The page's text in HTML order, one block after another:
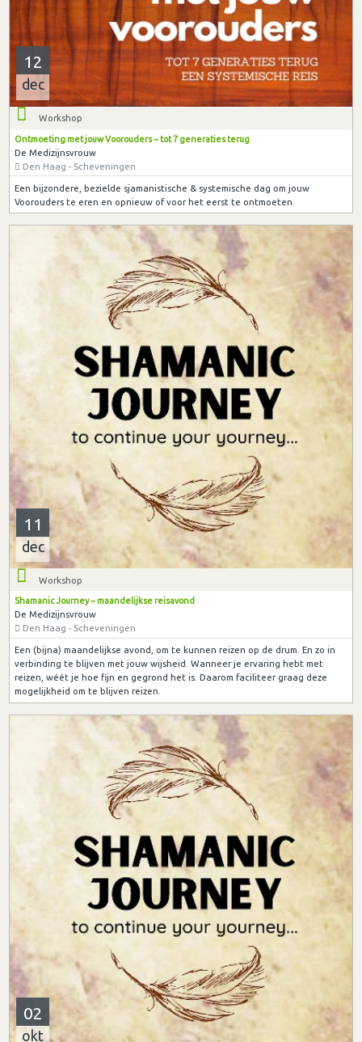
12
dec
Workshop
Ontmoeting met jouw Voorouders ~ tot 7 generaties terug
De Medizijnsvrouw
Den Haag - Scheveningen
Een bijzondere, bezielde sjamanistische & systemische dag om jouw
Voorouders te eren en opnieuw of voor het eerst te ontmoeten.
11
dec
Workshop
Shamanic Journey ~ maandelijkse reisavond
De Medizijnsvrouw
Den Haag - Scheveningen
Een (bijna) maandelijkse avond, om te kunnen reizen op de drum. En zo in
verbinding te blijven met jouw wijsheid. Wanneer je ervaring hebt met
reizen, wéét je hoe fijn en gegrond het is. Daarom faciliteer graag deze
mogelijkheid om te blijven reizen.
02
okt